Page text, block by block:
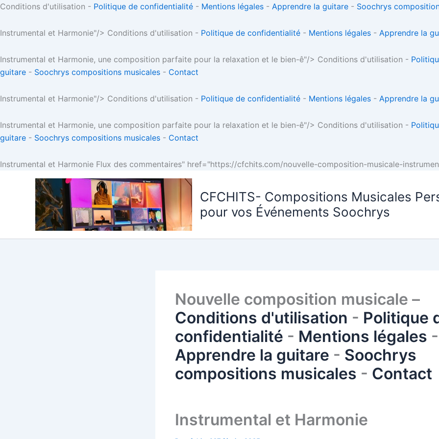
Conditions d'utilisation - Politique de confidentialité - Mentions légales - Apprendre la guitare - Soochrys
Instrumental et Harmonie"/> Conditions d'utilisation - Politique de confidentialité - Mentions légales - Apprendre la
Instrumental et Harmonie, une composition parfaite pour la relaxation et le bien-ê"/> Conditions d'utilisation -
guitare - Soochrys compositions musicales - Contact
Instrumental et Harmonie"/> Conditions d'utilisation - Politique de confidentialité - Mentions légales - Apprendre la
Instrumental et Harmonie, une composition parfaite pour la relaxation et le bien-ê"/> Conditions d'utilisation -
guitare - Soochrys compositions musicales - Contact
Instrumental et Harmonie Flux des commentaires" href="https://cfchits.com/nouvelle-composition-musicale-
CFCHITS- Compositions Musicales
pour vos Événements Soochrys
Nouvelle composition musicale –
Conditions d'utilisation - Politique
confidentialité - Mentions légales -
Apprendre la guitare - Soochrys
compositions musicales - Contact
Instrumental et Harmonie